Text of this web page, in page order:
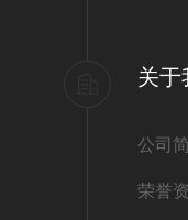
关于
公司
荣誉